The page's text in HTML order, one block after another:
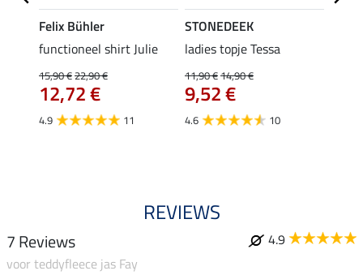
Felix Bühler
functioneel shirt Julie
15,90 €22,90 €
12,72 €
4.9 11
STONEDEEK
ladies topje Tessa
11,90 €14,90 €
9,52 €
4.6 10
REVIEWS
7 Reviews
4.9
voor teddyfleece jas Fay